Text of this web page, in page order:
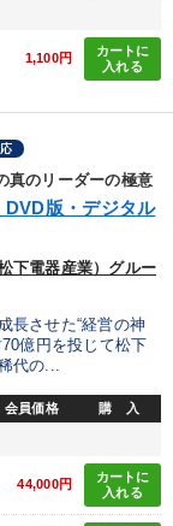
1,100円
カートに
入れる
真のリーダーの極意
DVD版・デジタル
下電器産業）グルー
長させた“経営の神
億円を投じて松下
代の...
会員価格 購 入
44,000円
カートに
入れる